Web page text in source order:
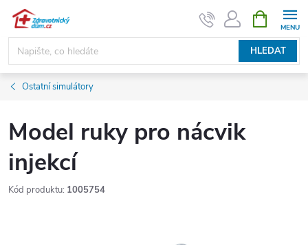
Přejít
obsah
HLEDAT
NÁKUPNÍ
KOŠÍK
Ostatní simulátory
Model ruky pro nácvik
injekcí
Kód produktu: 1005754